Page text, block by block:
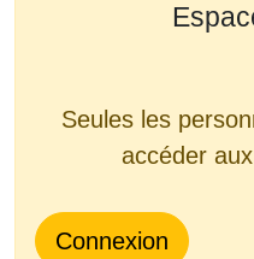
Seules les
accéder
Connexion